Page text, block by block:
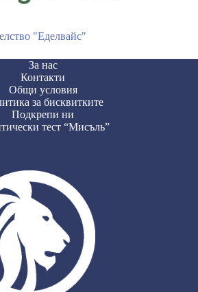
"Еделвайс"
За нас
Контакти
Общи условия
за бисквитките
Подкрепи ни
тест “Мисъль”